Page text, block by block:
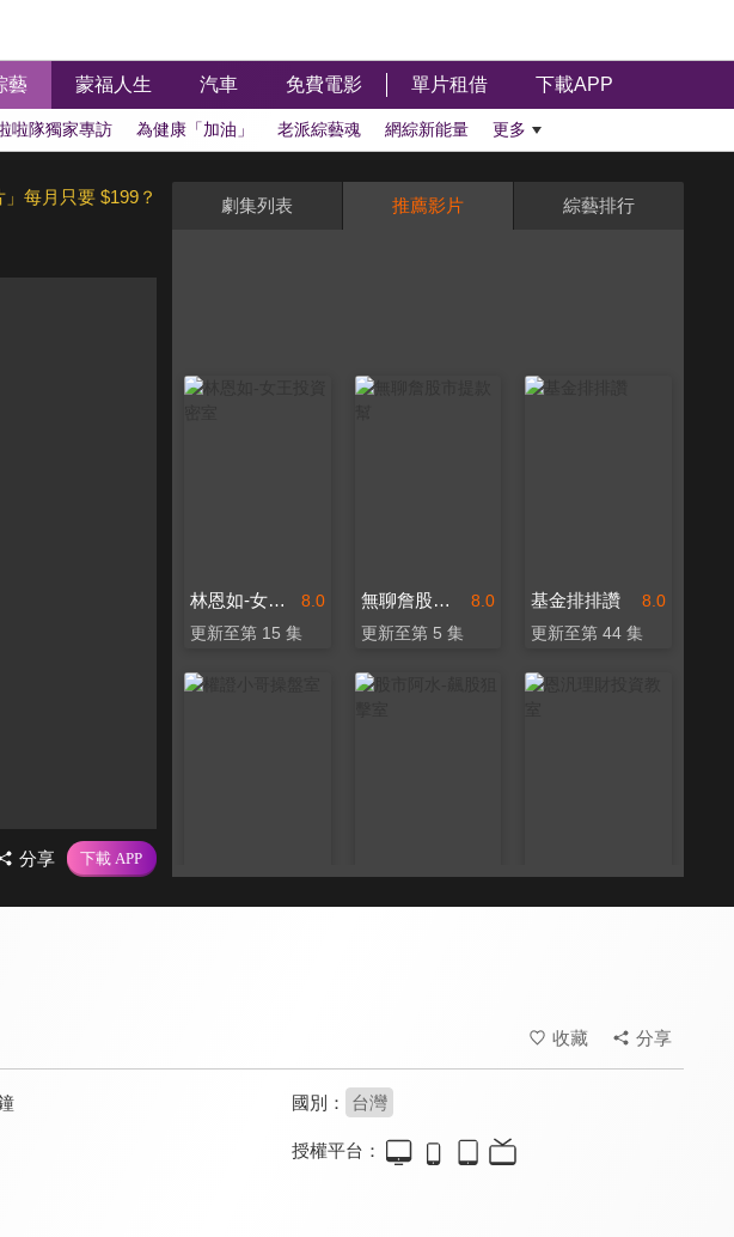
藝 蒙福人生 汽車 免費電影 單片租借 下載APP
啦隊獨家專訪 為健康「加油」 老派綜藝魂 網綜新能量 更多
」每月只要 $199？
分享
劇集列表 推薦影片 綜藝排行
8.0
林恩如-女王投資密室
更新至第 15 集
8.0
無聊詹股市提款幫
更新至第 5 集
8.0
基金排排讚
更新至第 44 集
收藏 分享
國別： 台灣
授權平台：